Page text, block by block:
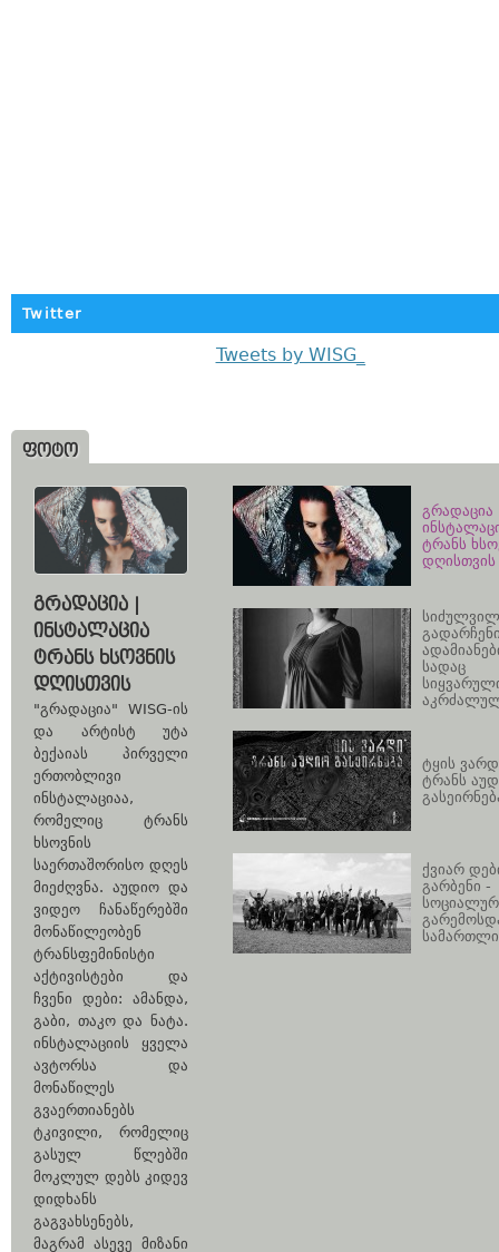
Twitter
Tweets by WISG_
ᲤᲝᲢᲝ
ᲒᲠᲐᲓᲐᲪᲘᲐ |
ᲘᲜᲡᲢᲐᲚᲐᲪᲘᲐ
ᲢᲠᲐᲜᲡ ᲮᲡᲝᲕᲜᲘᲡ
ᲓᲦᲘᲡᲗᲕᲘᲡ
"გრადაცია" WISG-ის
და არტისტ უტა
ბექაიას პირველი
ერთობლივი
ინსტალაციაა,
რომელიც ტრანს
ხსოვნის
საერთაშორისო დღეს
მიეძღვნა. აუდიო და
ვიდეო ჩანაწერებში
მონაწილეობენ
ტრანსფემინისტი
აქტივისტები და
ჩვენი დები: ამანდა,
გაბი, თაკო და ნატა.
ინსტალაციის ყველა
ავტორსა და
მონაწილეს
გვაერთიანებს
ტკივილი, რომელიც
გასულ წლებში
მოკლულ დებს კიდევ
დიდხანს
გაგვახსენებს,
მაგრამ ასევე მიზანი
გრადაცია
ტრანს
დღისთვის
სადაც
ტყის
ტრანს
ქვიარ
გარბენი -